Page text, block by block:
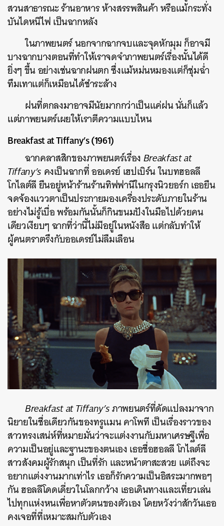
สวนสาธารณะ ร้านอาหาร ห้างสรรพสินค้า หรือแม้กระทั่ง
บันไดหนีไฟ เป็นฉากหลัง
ในภาพยนตร์ นอกจากฉากจบและจุดหักมุม ก็อาจมี
บางฉากบางตอนที่ทำให้เราจดจำภาพยนตร์เรื่องนั้นได้ดี
ยิ่งๆ ขึ้น อย่างเช่นฉากฝนตก ซึ่งแม้หม่นหมองแต่ก็ชุ่มฉ่ำ
ทึมเทาแต่ก็เหมือนได้ชำระล้าง
ฝนที่ตกลงมาอาจมีนัยมากกว่าเป็นแค่ฝน นั่นก็แล้ว
แต่ภาพยนตร์เผยให้เราตีความแบบไหน
Breakfast at Tiffany’s (1961)
ฉากคลาสสิกของภาพยนตร์เรื่องBreakfast at
Tiffany’s คงเป็นฉากที่ ออเดรย์ เฮปเบิร์น ในบทฮอลลี
โกไลต์ลี ยืนอยู่หน้าร้านร้านทิฟฟานีในกรุงนิวยอร์ก เธอยืน
จดจ้องแววตาเป็นประกายมองเครื่องประดับภายในร้าน
อย่างไม่รู้เบื่อ พร้อมกันนั้นก็กินขนมปังในมือไปด้วยคน
เดียวเงียบๆ ฉากที่ว่านี้ไม่มีอยู่ในหนังสือ แต่กลับทำให้
ผู้คนตราตรึงกับออเดรย์ไม่ลืมเลือน
Breakfast at Tiffany’sภาพยนตร์ที่ดัดแปลงมาจาก
นิยายในชื่อเดียวกันของทรูแมน คาโพที เป็นเรื่องราวของ
สาวทรงเสน่ห์ที่หมายมั่นว่าจะแต่งงานกับมหาเศรษฐีเพื่อ
ความเป็นอยู่และฐานะของตนเอง เธอชื่อฮอลลี โกไลต์ลี
สาวสังคมผู้รักสนุก เป็นที่รัก และหน้าตาสะสวย แต่ถึงจะ
อยากแต่งงานมากเท่าไร เธอก็รักความเป็นอิสระมากพอๆ
กัน ฮอลลีโดดเดี่ยวในโลกกว้าง เธอเดินทางและเที่ยวเล่น
ไปทุกแห่งหนเพื่อหาตัวตนของตัวเอง โดยหวังว่าสักวันเธอ
คงเจอที่ที่เหมาะสมกับตัวเอง